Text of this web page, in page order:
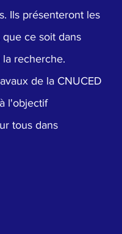
Ils présenteront les
ce soit dans
recherche.
de la CNUCED
l'objectif
tous dans